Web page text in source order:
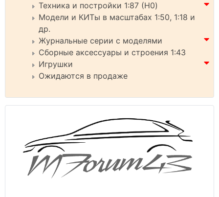
Техника и постройки 1:87 (H0)
Модели и КИТы в масштабах 1:50, 1:18 и
др.
Журнальные серии с моделями
Сборные аксессуары и строения 1:43
Игрушки
Ожидаются в продаже